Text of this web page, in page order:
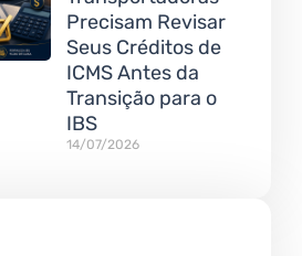
Precisam Revisar
Seus Créditos de
ICMS Antes da
Transição para o
IBS
14/07/2026